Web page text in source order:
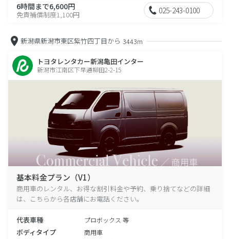
6時間まで6,600円
免責補償制度1,100円 025-243-0100
新潟県新潟市東区紫竹四丁目から 3443m
トヨタレンタカー新潟亀田インター
新潟市江南区下早通柳田2-2-15
基本料金プラン（V1）
商用車のレンタル、お得な割引料金や予約、乗り捨てなどの詳細
は、こちらから各店舗にお電話ください。
代表車種 プロボックス 等
ボディタイプ 商用車